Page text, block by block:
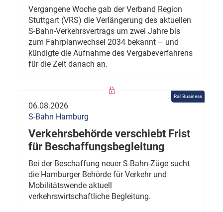
Vergangene Woche gab der Verband Region
Stuttgart (VRS) die Verlängerung des aktuellen
S-Bahn-Verkehrsvertrags um zwei Jahre bis
zum Fahrplanwechsel 2034 bekannt – und
kündigte die Aufnahme des Vergabeverfahrens
für die Zeit danach an.
Rail Business
06.08.2026
S-Bahn Hamburg
Verkehrsbehörde verschiebt Frist
für Beschaffungsbegleitung
Bei der Beschaffung neuer S-Bahn-Züge sucht
die Hamburger Behörde für Verkehr und
Mobilitätswende aktuell
verkehrswirtschaftliche Begleitung.